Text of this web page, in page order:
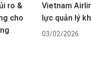
ro &
cho
Vietnam
lực quản lý
03/02/2026